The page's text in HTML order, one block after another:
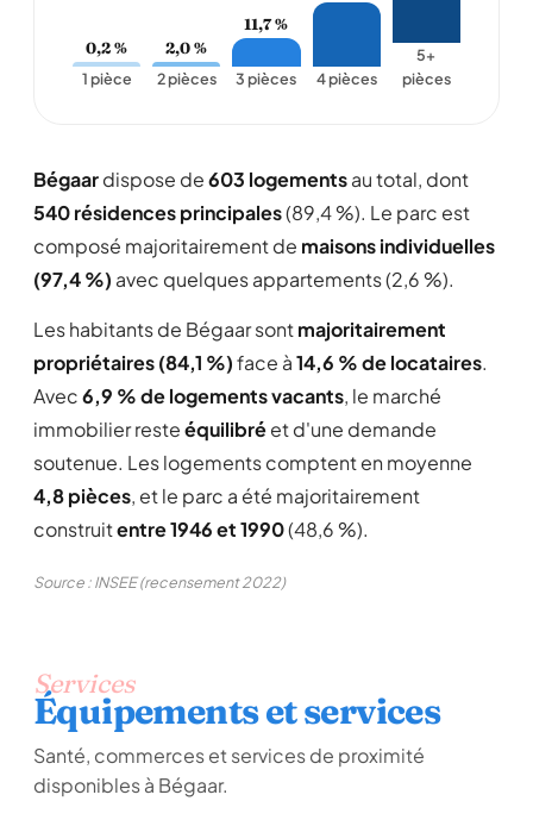
0,2 %
1 pièce
2,0 %
2 pièces
11,7 %
3 pièces 4 pièces
5+
pièces
Bégaardispose de603 logementsau total, dont
540 résidences principales(89,4 %). Le parc est
composé majoritairement de maisons individuelles
(97,4 %) avec quelques appartements (2,6 %).
Les habitants de Bégaar sontmajoritairement
propriétaires (84,1 %)face à14,6 % de locataires.
Avec6,9 % de logements vacants, le marché
immobilier resteéquilibréet d'une demande
soutenue. Les logements comptent en moyenne
4,8 pièces, et le parc a été majoritairement
construitentre 1946 et 1990(48,6 %).
Source : INSEE (recensement 2022)
Services
Équipements et services
Santé, commerces et services de proximité
disponibles à Bégaar.